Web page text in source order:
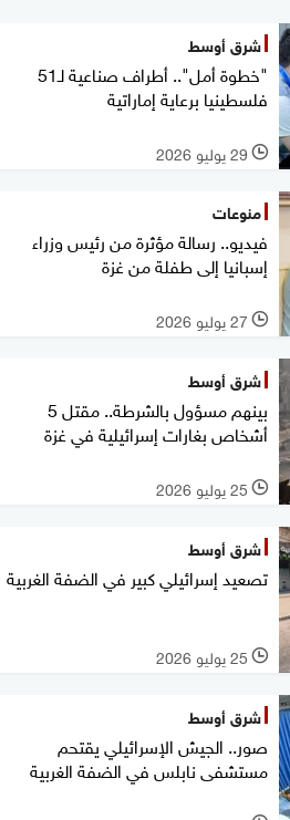
شرق أوسط
"خطوة أمل".. أطراف صناعية لـ51
فلسطينيا برعاية إماراتية
l 29 يوليو 2026
منوعات
فيديو.. رسالة مؤثرة من رئيس وزراء
إسبانيا إلى طفلة من غزة
l 27 يوليو 2026
شرق أوسط
بينهم مسؤول بالشرطة.. مقتل 5
أشخاص بغارات إسرائيلية في غزة
l 25 يوليو 2026
شرق أوسط
تصعيد إسرائيلي كبير في الضفة الغربية
l 25 يوليو 2026
شرق أوسط
صور.. الجيش الإسرائيلي يقتحم
مستشفى نابلس في الضفة الغربية